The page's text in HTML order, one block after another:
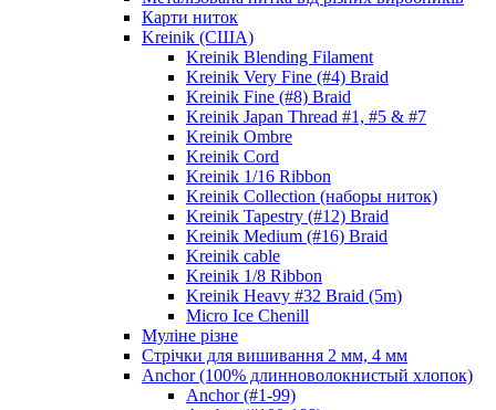
Карти ниток
Kreinik (США)
Kreinik Blending Filament
Kreinik Very Fine (#4) Braid
Kreinik Fine (#8) Braid
Kreinik Japan Thread #1, #5 & #7
Kreinik Ombre
Kreinik Cord
Kreinik 1/16 Ribbon
Kreinik Collection (наборы ниток)
Kreinik Tapestry (#12) Braid
Kreinik Medium (#16) Braid
Kreinik cable
Kreinik 1/8 Ribbon
Kreinik Heavy #32 Braid (5m)
Micro Ice Chenill
Муліне різне
Стрічки для вишивання 2 мм, 4 мм
Anchor (100% длинноволокнистый хлопок)
Anchor (#1-99)